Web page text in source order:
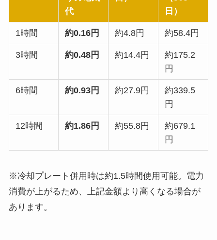
代
日）
1時間 約0.16円 約4.8円 約58.4円
3時間 約0.48円 約14.4円
約175.2
円
6時間 約0.93円 約27.9円
約339.5
円
12時間 約1.86円 約55.8円
約679.1
円
※冷却プレート併用時は約1.5時間使用可能。電力
消費が上がるため、上記金額より高くなる場合が
あります。